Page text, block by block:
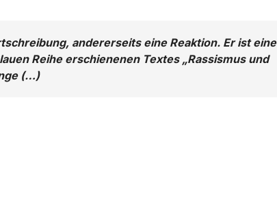
andererseits eine Reaktion. Er ist eine
Reihe erschienenen Textes „Rassismus und
(…)